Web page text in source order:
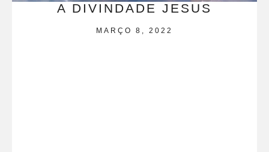
A DIVINDADE JESUS
MARÇO 8, 2022